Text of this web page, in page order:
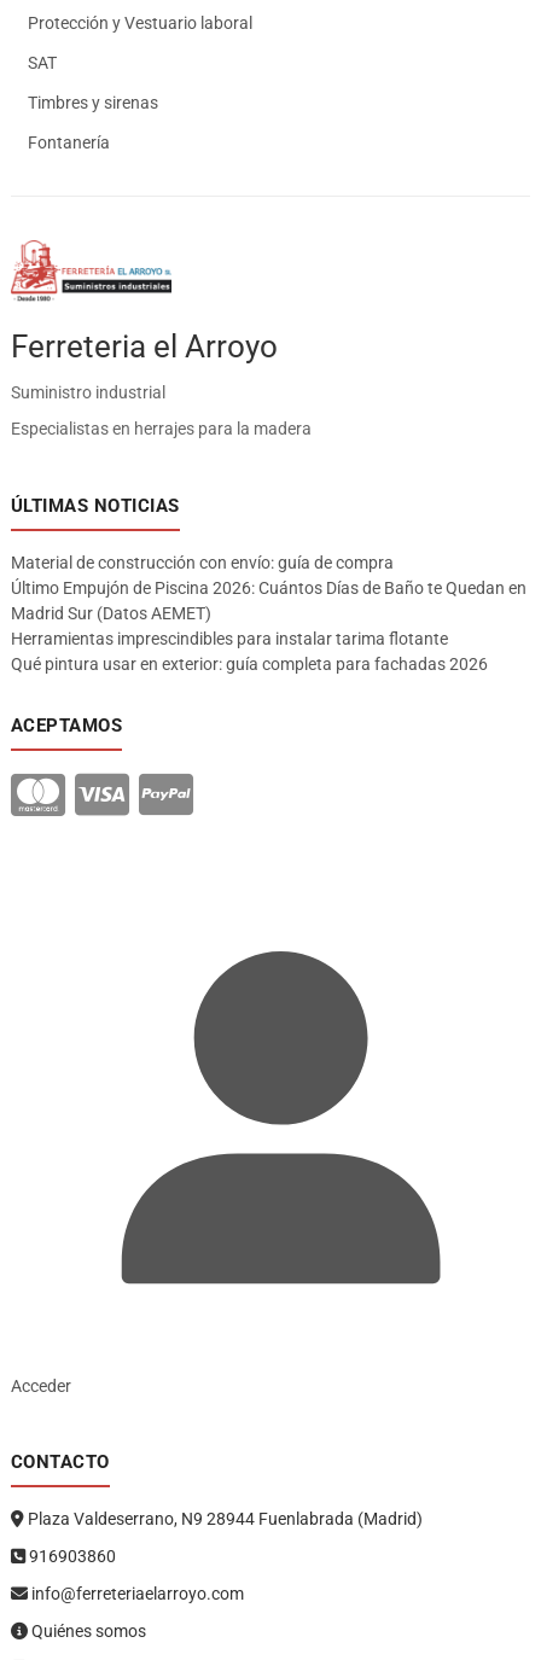
Protección y Vestuario laboral
SAT
Timbres y sirenas
Fontanería
Ferreteria el Arroyo
Suministro industrial
Especialistas en herrajes para la madera
ÚLTIMAS NOTICIAS
Material de construcción con envío: guía de compra
Último Empujón de Piscina 2026: Cuántos Días de Baño te Quedan en
Madrid Sur (Datos AEMET)
Herramientas imprescindibles para instalar tarima flotante
Qué pintura usar en exterior: guía completa para fachadas 2026
ACEPTAMOS
Acceder
CONTACTO
Plaza Valdeserrano, N9 28944 Fuenlabrada (Madrid)
916903860
info@ferreteriaelarroyo.com
Quiénes somos